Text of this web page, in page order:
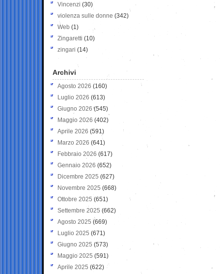
Vincenzi (30)
violenza sulle donne (342)
Web (1)
Zingaretti (10)
zingari (14)
Archivi
Agosto 2026 (160)
Luglio 2026 (613)
Giugno 2026 (545)
Maggio 2026 (402)
Aprile 2026 (591)
Marzo 2026 (641)
Febbraio 2026 (617)
Gennaio 2026 (652)
Dicembre 2025 (627)
Novembre 2025 (668)
Ottobre 2025 (651)
Settembre 2025 (662)
Agosto 2025 (669)
Luglio 2025 (671)
Giugno 2025 (573)
Maggio 2025 (591)
Aprile 2025 (622)